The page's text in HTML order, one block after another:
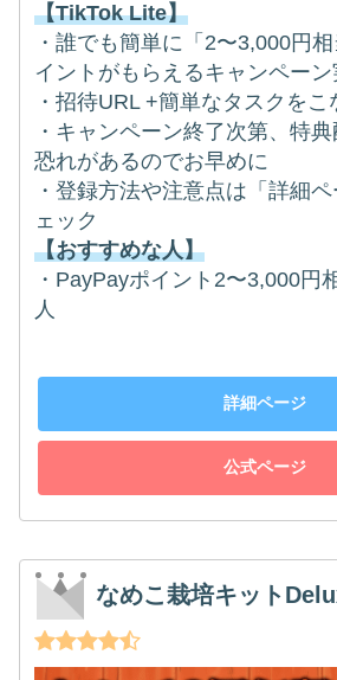
【TikTok Lite】
・誰でも簡単に「2〜3,000円
イントがもらえるキャンペーン
・招待URL +簡単なタスクをこ
・キャンペーン終了次第、特
恐れがあるのでお早めに
・登録方法や注意点は「詳細
ェック
【おすすめな人】
・PayPayポイント2〜3,000円
人
詳細ページ
公式ページ
なめこ栽培キット